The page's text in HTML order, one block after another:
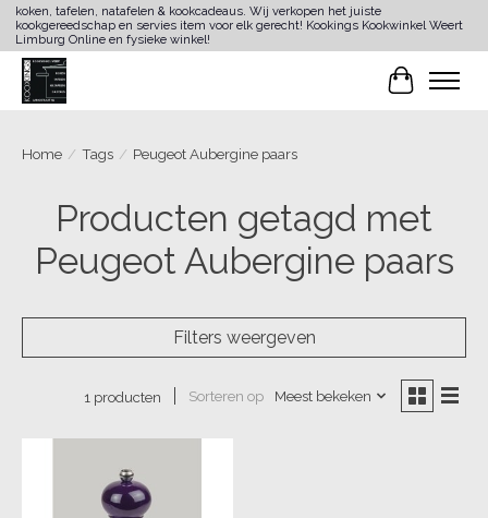
koken, tafelen, natafelen & kookcadeaus. Wij verkopen het juiste
kookgereedschap en servies item voor elk gerecht! Kookings Kookwinkel Weert
Limburg Online en fysieke winkel!
Home / Tags / Peugeot Aubergine paars
Producten getagd met
Peugeot Aubergine paars
Filters weergeven
1 producten Sorteren op Meest bekeken